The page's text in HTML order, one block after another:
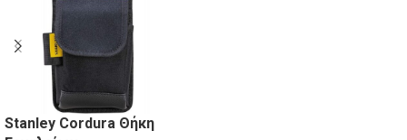
Stanley Cordura Θήκη